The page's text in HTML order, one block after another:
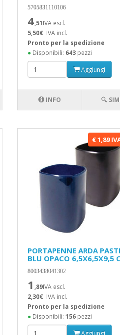
5705831110106
4,51IVA escl.
5,50€ IVA incl.
Pronto per la spedizione
●Disponibili: 643pezzi
Aggiungi
INFO 🔍
€ 1,89
PORTAPENNE ARDA
BLU OPACO 6,5X6,5X9,5
8003438041302
1 ,89IVA escl.
2,30€ IVA incl.
Pronto per la spedizione
●Disponibili: 156pezzi
Aggiungi